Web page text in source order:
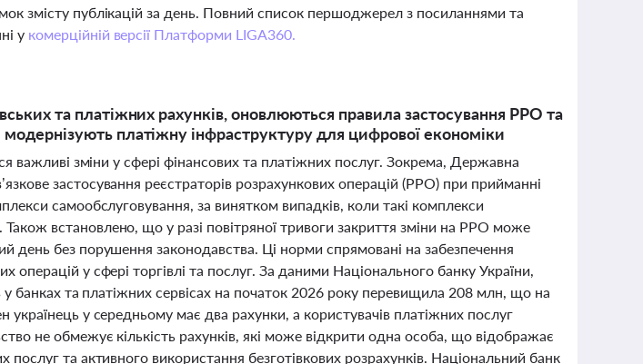
змісту публікацій за день. Повний список першоджерел з посиланнями та
у комерційній версії Платформи LIGA360.
та платіжних рахунків, оновлюються правила застосування РРО та
модернізують платіжну інфраструктуру для цифрової економіки
важливі зміни у сфері фінансових та платіжних послуг. Зокрема, Державна
застосування реєстраторів розрахункових операцій (РРО) при прийманні
самообслуговування, за винятком випадків, коли такі комплекси
встановлено, що у разі повітряної тривоги закриття зміни на РРО може
день без порушення законодавства. Ці норми спрямовані на забезпечення
операцій у сфері торгівлі та послуг. За даними Національного банку України,
у банках та платіжних сервісах на початок 2026 року перевищила 208 млн, що на
у середньому має два рахунки, а користувачів платіжних послуг
не обмежує кількість рахунків, які може відкрити одна особа, що відображає
послуг та активного використання безготівкових розрахунків. Національний банк